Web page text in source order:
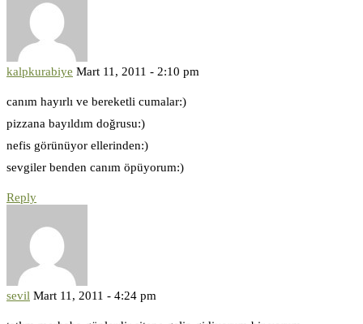
kalpkurabiye Mart 11, 2011 - 2:10 pm
canım hayırlı ve bereketli cumalar:)
pizzana bayıldım doğrusu:)
nefis görünüyor ellerinden:)
sevgiler benden canım öpüyorum:)
Reply
sevil Mart 11, 2011 - 4:24 pm